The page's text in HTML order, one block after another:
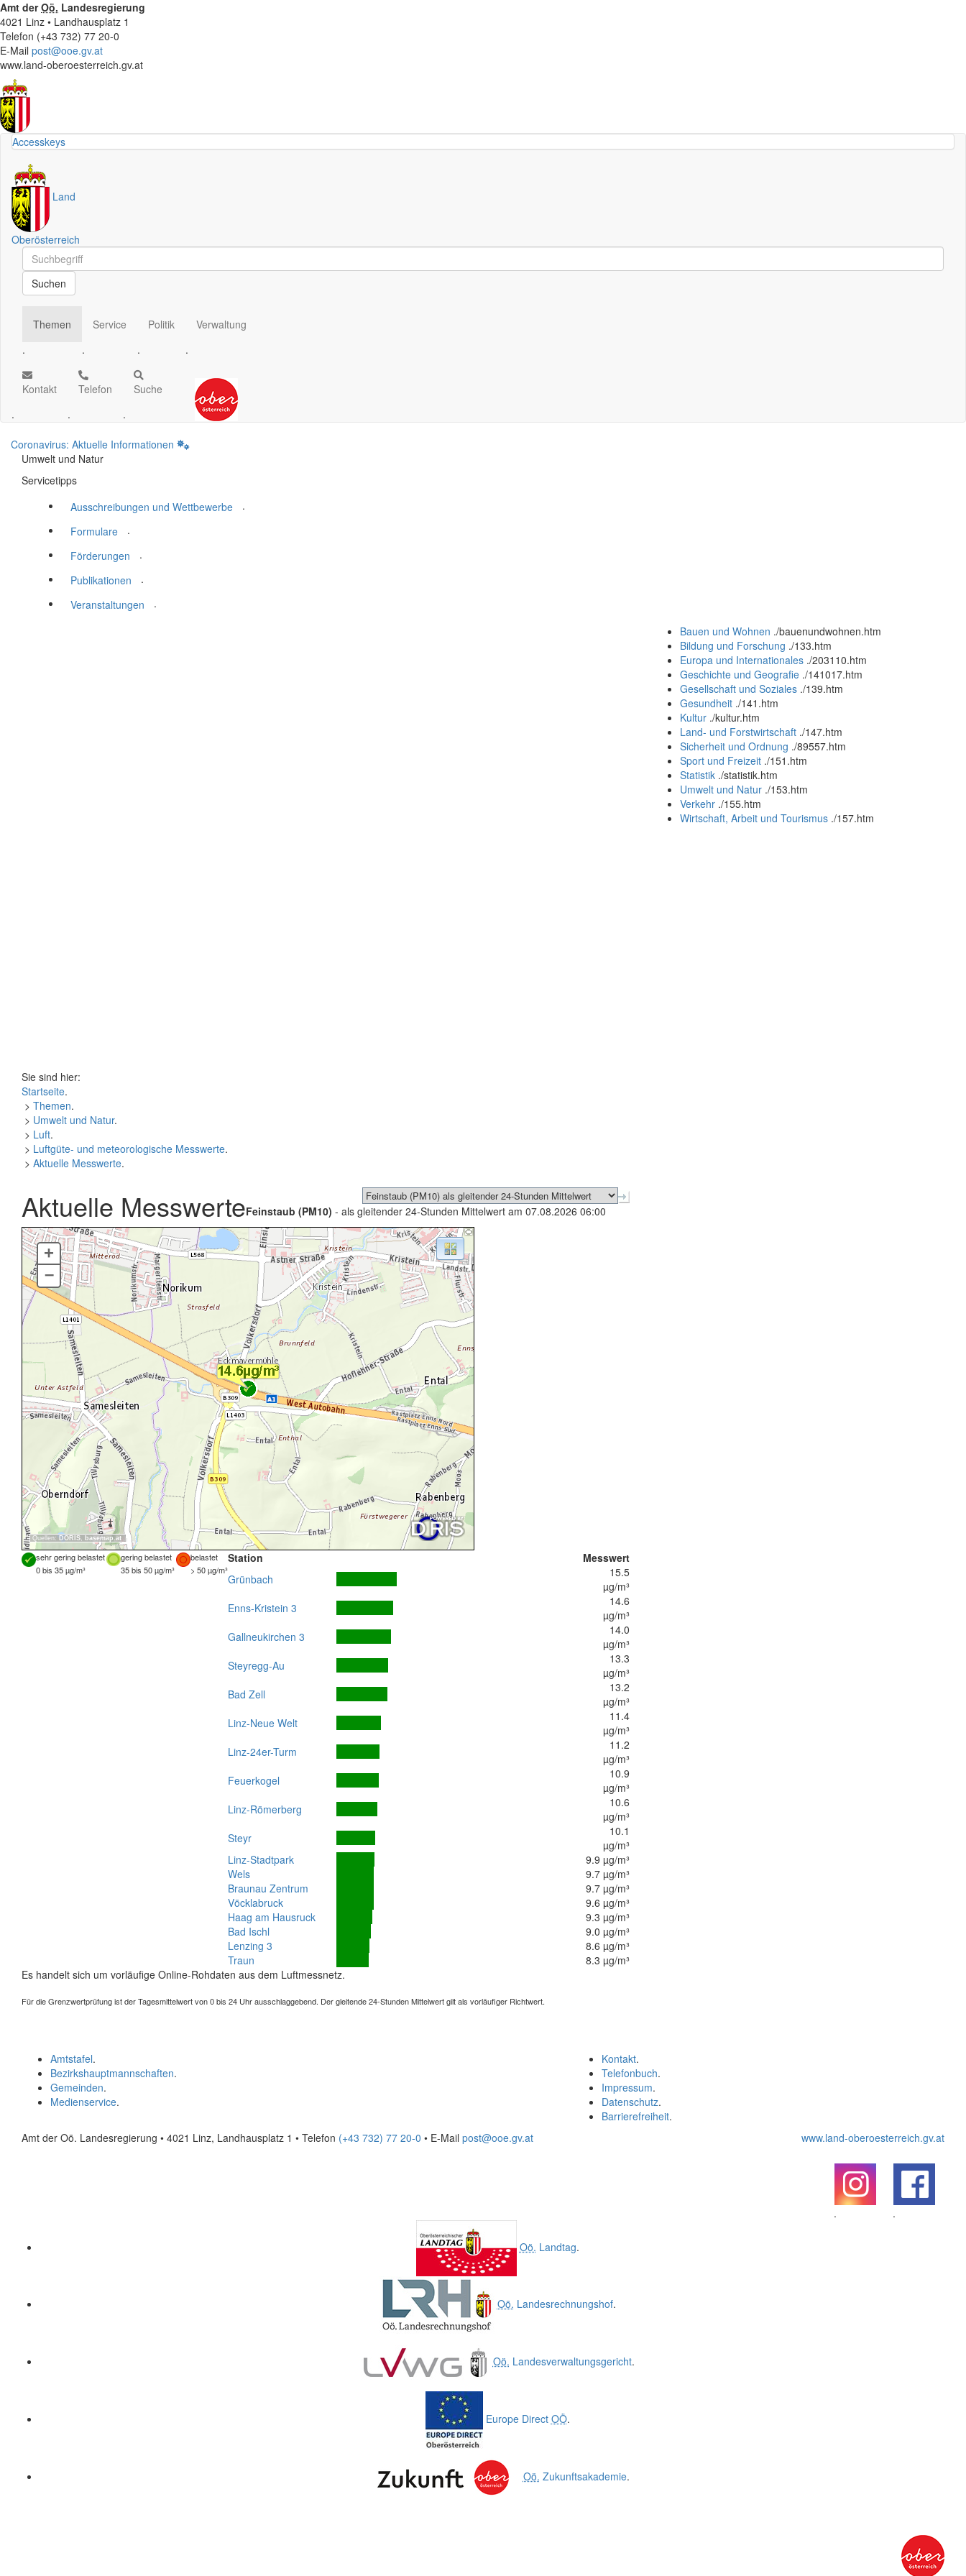
Amt derOö. Landesregierung
4021 Linz • Landhausplatz 1
Telefon (+43 732) 77 20-0
E-Mail post@ooe.gv.at
www.land-oberoesterreich.gv.at
Accesskeys
Land
Oberösterreich
Schnellsuche
Schnellsuche
Suchen
Themen
.
Service
.
Politik
.
Verwaltung
.
Kontakt
.
Telefon
.
Suche
.
Coronavirus: Aktuelle Informationen
Umwelt und Natur
Servicetipps
Ausschreibungen und Wettbewerbe
.
Formulare
.
Förderungen
.
Publikationen
.
Veranstaltungen
.
Bauen und Wohnen ./bauenundwohnen.htm
Bildung und Forschung ./133.htm
Europa und Internationales ./203110.htm
Geschichte und Geografie ./141017.htm
Gesellschaft und Soziales ./139.htm
Gesundheit ./141.htm
Kultur ./kultur.htm
Land- und Forstwirtschaft ./147.htm
Sicherheit und Ordnung ./89557.htm
Sport und Freizeit ./151.htm
Statistik ./statistik.htm
Umwelt und Natur ./153.htm
Verkehr ./155.htm
Wirtschaft, Arbeit und Tourismus ./157.htm
Sie sind hier:
Startseite.
> Themen.
> Umwelt und Natur.
> Luft.
> Luftgüte- und meteorologische Messwerte.
> Aktuelle Messwerte.
Aktuelle MesswerteFeinstaub (PM10) - als gleitender 24-Stunden Mittelwert am 07.08.2026 06:00
Quellen: DORIS, basemap.at
+
–
sehr gering belastet gering belastet
belastet
0 bis 35 µg/m³
35 bis 50 µg/m³ > 50 µg/m³
Station
Messwert
Grünbach
15.5
µg/m³
Enns-Kristein 3
14.6
µg/m³
Gallneukirchen 3
14.0
µg/m³
Steyregg-Au
13.3
µg/m³
Bad Zell
13.2
µg/m³
Linz-Neue Welt
11.4
µg/m³
Linz-24er-Turm
11.2
µg/m³
Feuerkogel
10.9
µg/m³
Linz-Römerberg
10.6
µg/m³
Steyr
10.1
µg/m³
Linz-Stadtpark
9.9 µg/m³
Wels
9.7 µg/m³
Braunau Zentrum
9.7 µg/m³
Vöcklabruck
9.6 µg/m³
Haag am Hausruck
9.3 µg/m³
Bad Ischl
9.0 µg/m³
Lenzing 3
8.6 µg/m³
Traun
8.3 µg/m³
Es handelt sich um vorläufige Online-Rohdaten aus dem Luftmessnetz.
Für die Grenzwertprüfung ist der Tagesmittelwert von 0 bis 24 Uhr ausschlaggebend. Der gleitende 24-Stunden Mittelwert gilt als vorläufiger Richtwert.
Kontakt.
Telefonbuch.
Impressum.
Datenschutz.
Barrierefreiheit.
Amtstafel.
Bezirkshauptmannschaften.
Gemeinden.
Medienservice.
Amt der Oö. Landesregierung • 4021 Linz, Landhausplatz 1 • Telefon (+43 732) 77 20-0 • E-Mail post@ooe.gv.at www.land-oberoesterreich.gv.at
.
.
Oö. Landtag.
Oö. Landesrechnungshof.
Oö. Landesverwaltungsgericht.
Europe Direct OÖ.
Oö. Zukunftsakademie.